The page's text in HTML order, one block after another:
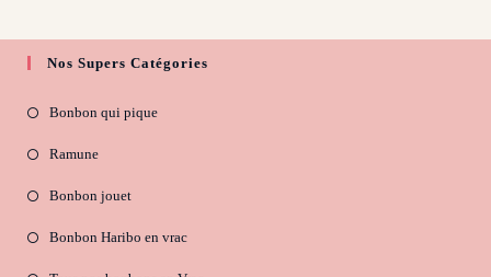
Nos Supers Catégories
Bonbon qui pique
Ramune
Bonbon jouet
Bonbon Haribo en vrac